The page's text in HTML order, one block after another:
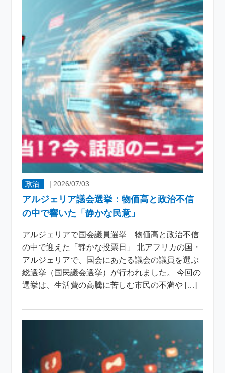
政治 | 2026/07/03
アルジェリア議会選挙：物価高と政治不信
の中で響いた「静かな民意」
アルジェリアで国会議員選挙 物価高と政治不信
の中で迎えた「静かな投票日」 北アフリカの国・
アルジェリアで、国会にあたる議会の議員を選ぶ
総選挙（国民議会選挙）が行われました。 今回の
選挙は、生活費の高騰に苦しむ市民の不満や […]